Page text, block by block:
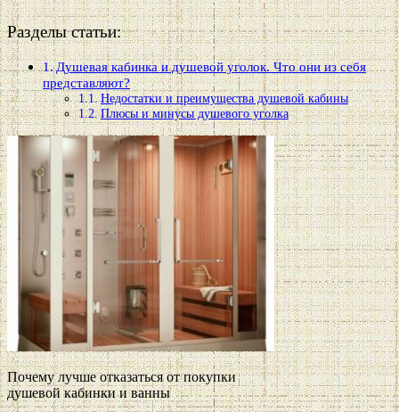
Разделы статьи:
Душевая кабинка и душевой уголок. Что они из себя
представляют?
Недостатки и преимущества душевой кабины
Плюсы и минусы душевого уголка
Почему лучше отказаться от покупки
душевой кабинки и ванны